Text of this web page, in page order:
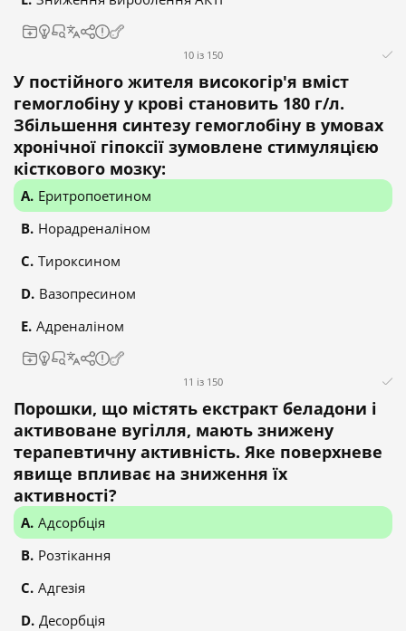
10 із 150
У постійного жителя високогір'я вміст
гемоглобіну у крові становить 180 г/л.
Збільшення синтезу гемоглобіну в умовах
хронічної гіпоксії зумовлене стимуляцією
кісткового мозку:
Еритропоетином
Норадреналіном
Тироксином
Вазопресином
Адреналіном
11 із 150
Порошки, що містять екстракт беладони і
активоване вугілля, мають знижену
терапевтичну активність. Яке поверхневе
явище впливає на зниження їх
активності?
Адсорбція
Розтікання
Адгезія
Десорбція